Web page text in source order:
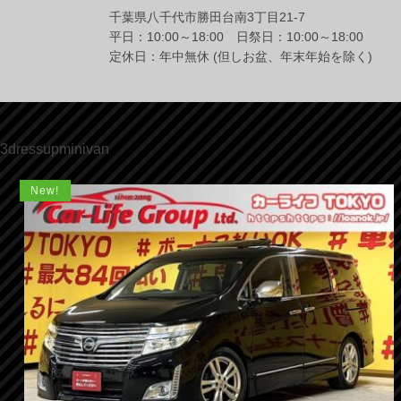
千葉県八千代市勝田台南3丁目21-7
平日：10:00～18:00 日祭日：10:00～18:00
定休日：年中無休 (但しお盆、年末年始を除く)
3dressupminivan
New!